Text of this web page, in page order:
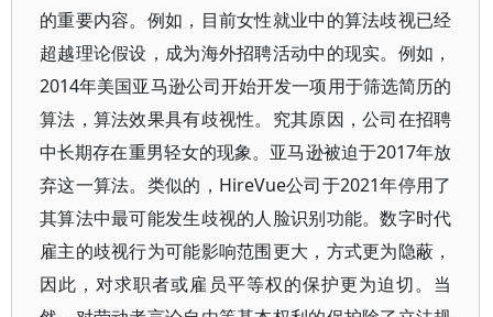
的重要内容。例如，目前女性就业中的算法歧视已经
超越理论假设，成为海外招聘活动中的现实。例如，
2014年美国亚马逊公司开始开发一项用于筛选简历的
算法，算法效果具有歧视性。究其原因，公司在招聘
中长期存在重男轻女的现象。亚马逊被迫于2017年放
弃这一算法。类似的，HireVue公司于2021年停用了
其算法中最可能发生歧视的人脸识别功能。数字时代
雇主的歧视行为可能影响范围更大，方式更为隐蔽，
因此，对求职者或雇员平等权的保护更为迫切。当